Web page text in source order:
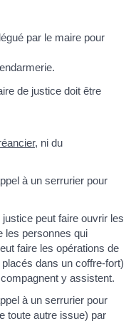
par le maire pour
de justice doit être
, ni du
à un serrurier pour
peut faire ouvrir les
les personnes qui
faire les opérations de
dans un coffre-fort)
y assistent.
à un serrurier pour
toute autre issue) par